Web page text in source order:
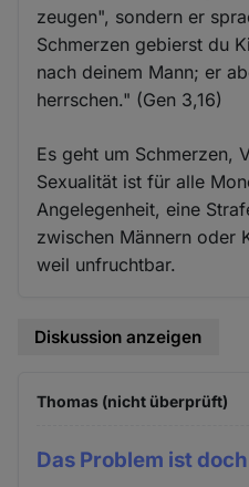
zeugen", sondern er
Schmerzen gebierst du
nach deinem Mann; er
herrschen." (Gen 3,16)
Es geht um Schmerzen,
Sexualität ist für alle
Angelegenheit, eine
zwischen Männern oder
weil unfruchtbar.
Diskussion anzeigen
Thomas (nicht überprüft)
Das Problem ist